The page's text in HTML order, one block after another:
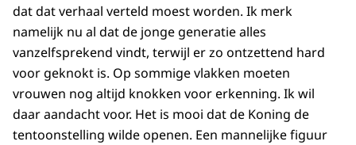
dat dat verhaal verteld moest worden. Ik merk
namelijk nu al dat de jonge generatie alles
vanzelfsprekend vindt, terwijl er zo ontzettend hard
voor geknokt is. Op sommige vlakken moeten
vrouwen nog altijd knokken voor erkenning. Ik wil
daar aandacht voor. Het is mooi dat de Koning de
tentoonstelling wilde openen. Een mannelijke figuur